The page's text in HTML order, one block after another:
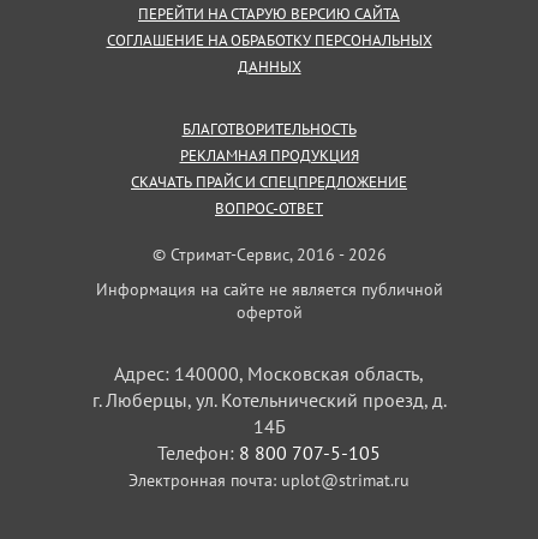
ПЕРЕЙТИ НА СТАРУЮ ВЕРСИЮ САЙТА
СОГЛАШЕНИЕ НА ОБРАБОТКУ ПЕРСОНАЛЬНЫХ
ДАННЫХ
БЛАГОТВОРИТЕЛЬНОСТЬ
РЕКЛАМНАЯ ПРОДУКЦИЯ
СКАЧАТЬ ПРАЙС И СПЕЦПРЕДЛОЖЕНИЕ
ВОПРОС-ОТВЕТ
© Стримат-Сервис, 2016 - 2026
Информация на сайте не является публичной
офертой
Адрес: 140000, Московская область,
г. Люберцы, ул. Котельнический проезд, д.
14Б
Телефон: 8 800 707-5-105
Электронная почта: uplot@strimat.ru